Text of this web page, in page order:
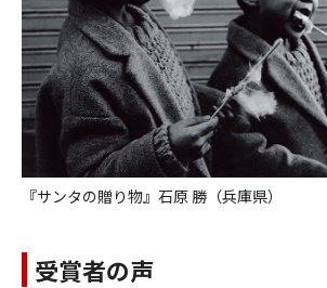
『サンタの贈り物』石原 勝（兵庫県）
受賞者の声